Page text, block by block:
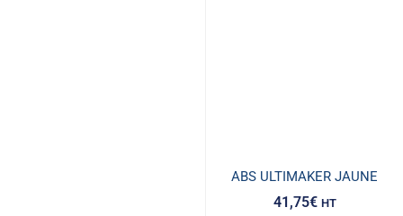
ABS ULTIMAKER JAUNE
41,75€ HT